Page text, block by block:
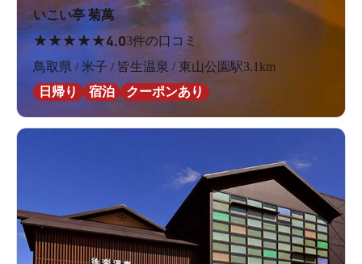
いこい亭 菊萬
★★★★★4.03件の口コミ
鳥取県 / 米子 / 皆生温泉 / 東山公園駅3.1km
日帰り
宿泊 クーポンあり